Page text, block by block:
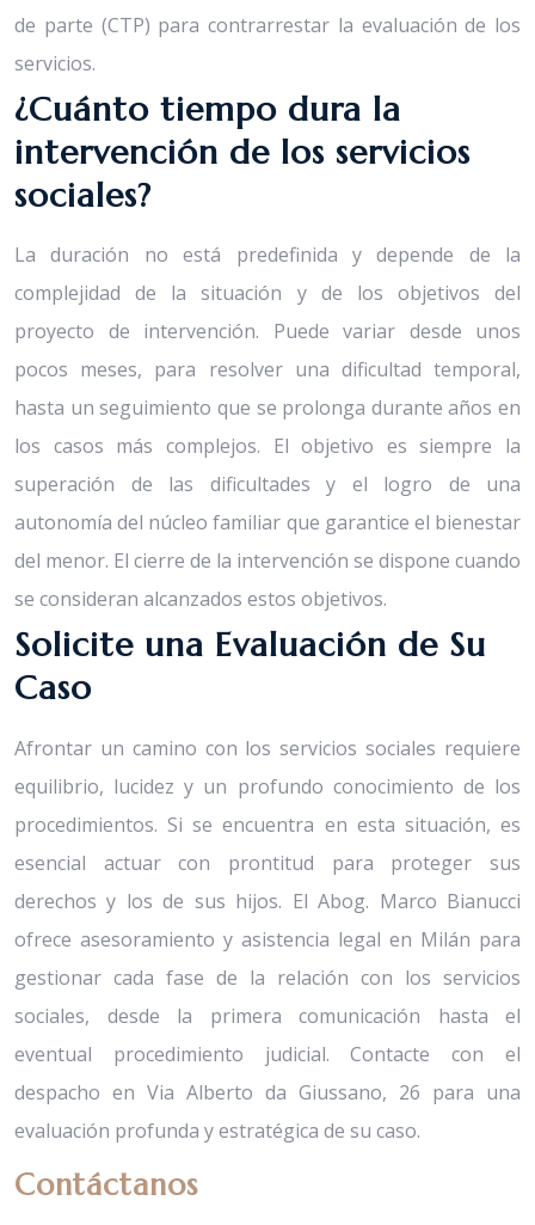
de parte (CTP) para contrarrestar la evaluación de los
servicios.
¿Cuánto tiempo dura la
intervención de los servicios
sociales?
La duración no está predefinida y depende de la
complejidad de la situación y de los objetivos del
proyecto de intervención. Puede variar desde unos
pocos meses, para resolver una dificultad temporal,
hasta un seguimiento que se prolonga durante años en
los casos más complejos. El objetivo es siempre la
superación de las dificultades y el logro de una
autonomía del núcleo familiar que garantice el bienestar
del menor. El cierre de la intervención se dispone cuando
se consideran alcanzados estos objetivos.
Solicite una Evaluación de Su
Caso
Afrontar un camino con los servicios sociales requiere
equilibrio, lucidez y un profundo conocimiento de los
procedimientos. Si se encuentra en esta situación, es
esencial actuar con prontitud para proteger sus
derechos y los de sus hijos. El Abog. Marco Bianucci
ofrece asesoramiento y asistencia legal en Milán para
gestionar cada fase de la relación con los servicios
sociales, desde la primera comunicación hasta el
eventual procedimiento judicial. Contacte con el
despacho en Via Alberto da Giussano, 26 para una
evaluación profunda y estratégica de su caso.
Contáctanos